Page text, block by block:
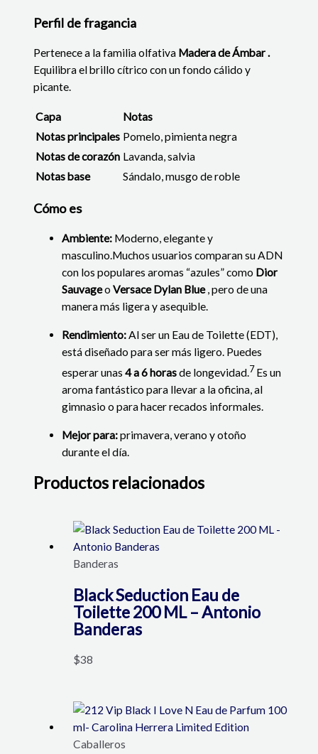
Perfil de fragancia
Pertenece a lafamilia olfativa Madera de Ámbar .
Equilibra el brillo cítrico con un fondo cálido y
picante.
Capa
Notas
Notas principales Pomelo, pimienta negra
Notas de corazón Lavanda, salvia
Notas base
Sándalo, musgo de roble
Cómo es
Ambiente: Moderno, elegante y
masculino.Muchos usuarios comparan su ADN
con los populares aromas “azules” como Dior
SauvageoVersace Dylan Blue, pero de una
manera más ligera y asequible.
Rendimiento:Al ser un Eau de Toilette (EDT),
está diseñado para ser más ligero. Puedes
esperar unas4 a 6 horasde longevidad.7 Es un
aroma fantástico para llevar a la oficina, al
gimnasio o para hacer recados informales.
Mejor para:primavera, verano y otoño
durante el día.
Productos relacionados
Banderas
Black Seduction Eau de
Toilette 200 ML – Antonio
Banderas
$38
Caballeros